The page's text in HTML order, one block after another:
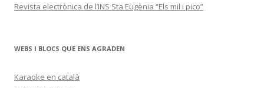
Revista electrònica de l’INS Sta Eugènia “Els mil i pico”
WEBS I BLOCS QUE ENS AGRADEN
Karaoke en català